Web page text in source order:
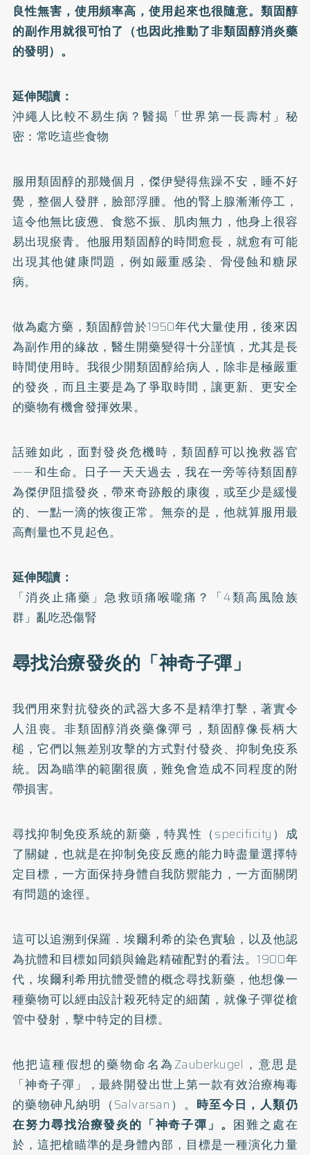
良性無害，使用頻率高，使用起來也很隨意。類固醇
的副作用就很可怕了（也因此推動了非類固醇消炎藥
的發明）。
延伸閱讀：
沖繩人比較不易生病？醫揭「世界第一長壽村」秘
密：常吃這些食物
服用類固醇的那幾個月，傑伊變得焦躁不安，睡不好
覺，整個人發胖，臉部浮腫。他的腎上腺漸漸停工，
這令他無比疲憊、食慾不振、肌肉無力，他身上很容
易出現瘀青。他服用類固醇的時間愈長，就愈有可能
出現其他健康問題，例如嚴重感染、骨侵蝕和糖尿
病。
做為處方藥，類固醇曾於1950年代大量使用，後來因
為副作用的緣故，醫生開藥變得十分謹慎，尤其是長
時間使用時。我很少開類固醇給病人，除非是極嚴重
的發炎，而且主要是為了爭取時間，讓更新、更安全
的藥物有機會發揮效果。
話雖如此，面對發炎危機時，類固醇可以挽救器官
——和生命。日子一天天過去，我在一旁等待類固醇
為傑伊阻擋發炎，帶來奇跡般的康復，或至少是緩慢
的、一點一滴的恢復正常。無奈的是，他就算服用最
高劑量也不見起色。
延伸閱讀：
「消炎止痛藥」急救頭痛喉嚨痛？「4類高風險族
群」亂吃恐傷腎
尋找治療發炎的「神奇子彈」
我們用來對抗發炎的武器大多不是精準打擊，著實令
人沮喪。非類固醇消炎藥像彈弓，類固醇像長柄大
槌，它們以無差別攻擊的方式對付發炎、抑制免疫系
統。因為瞄準的範圍很廣，難免會造成不同程度的附
帶損害。
尋找抑制免疫系統的新藥，特異性（specificity）成
了關鍵，也就是在抑制免疫反應的能力時盡量選擇特
定目標，一方面保持身體自我防禦能力，一方面關閉
有問題的途徑。
這可以追溯到保羅．埃爾利希的染色實驗，以及他認
為抗體和目標如同鎖與鑰匙精確配對的看法。1900年
代，埃爾利希用抗體受體的概念尋找新藥，他想像一
種藥物可以經由設計殺死特定的細菌，就像子彈從槍
管中發射，擊中特定的目標。
他把這種假想的藥物命名為Zauberkugel，意思是
「神奇子彈」，最終開發出世上第一款有效治療梅毒
的藥物砷凡納明（Salvarsan）。 時至今日，人類仍
在努力尋找治療發炎的「神奇子彈」。 困難之處在
於，這把槍瞄準的是身體內部，目標是一種演化力量